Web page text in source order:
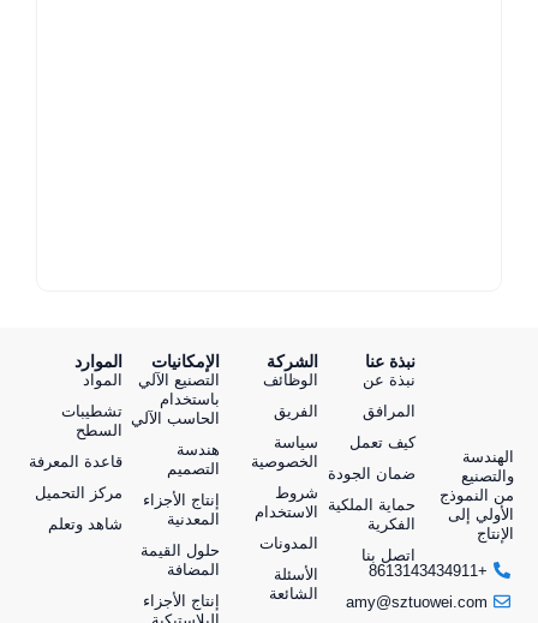
الهندسة
والتصنيع
من النموذج
الأولي إلى
الإنتاج
+8613143434911
amy@sztuowei.com
نبذة عنا
نبذة عن
المرافق
كيف تعمل
ضمان الجودة
حماية الملكية
الفكرية
اتصل بنا
الشركة
الوظائف
الفريق
سياسة
الخصوصية
شروط
الاستخدام
المدونات
الأسئلة
الشائعة
الإمكانيات
التصنيع الآلي
باستخدام
الحاسب الآلي
هندسة
التصميم
إنتاج الأجزاء
المعدنية
حلول القيمة
المضافة
إنتاج الأجزاء
الموارد
المواد
تشطيبات
السطح
قاعدة المعرفة
مركز التحميل
شاهد وتعلم